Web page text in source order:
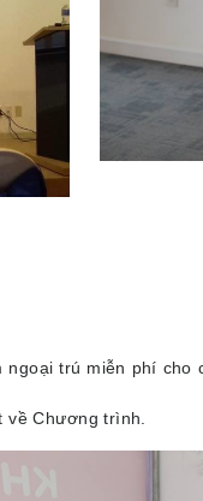
trú miễn phí cho
về Chương trình.